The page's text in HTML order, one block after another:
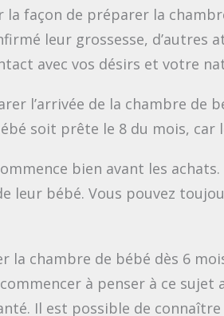
la façon de préparer la
leur grossesse, d’autres
avec vos désirs et votre
l’arrivée de la chambre de
soit prête le 8 du mois,
bien avant les
leur bébé. Vous pouvez
la chambre de bébé dès 6
à penser à ce
Il est possible de